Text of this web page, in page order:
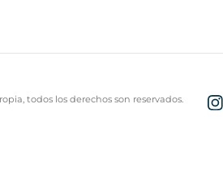
todos los derechos son reservados.